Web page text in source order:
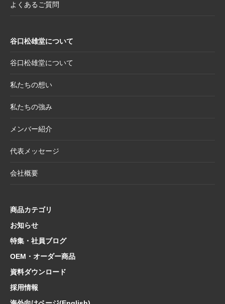
ダー受付開始
2025.6.11
【新商品】「日本画の巨匠たち」新作5アイテ
2025.3.14
2025.2.5
在庫限り終了商品のお知らせ【色紙 コットン
紙・型もの】
2025.1.21
【新商品案内】海外でも人気！和の魅力たっ
2025.1.10 【新商品案内】日本文化の粋を集めた心惹か
よくあるご質問
谷口松雄堂について
谷口松雄堂について
私たちの想い
私たちの強み
メンバー紹介
代表メッセージ
会社概要
商品カテゴリ
お知らせ
特集・社員ブログ
OEM・オーダー商品
資料ダウンロード
採用情報